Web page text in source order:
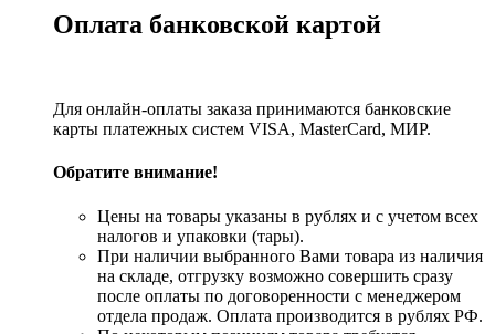
Оплата банковской картой
Для онлайн-оплаты заказа принимаются банковские
карты платежных систем VISA, MasterСard, МИР.
Обратите внимание!
Цены на товары указаны в рублях и с учетом всех
налогов и упаковки (тары).
При наличии выбранного Вами товара из наличия
на складе, отгрузку возможно совершить сразу
после оплаты по договоренности с менеджером
отдела продаж. Оплата производится в рублях РФ.